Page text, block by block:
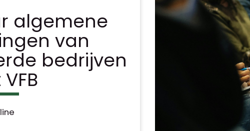
algemene
van
bedrijven